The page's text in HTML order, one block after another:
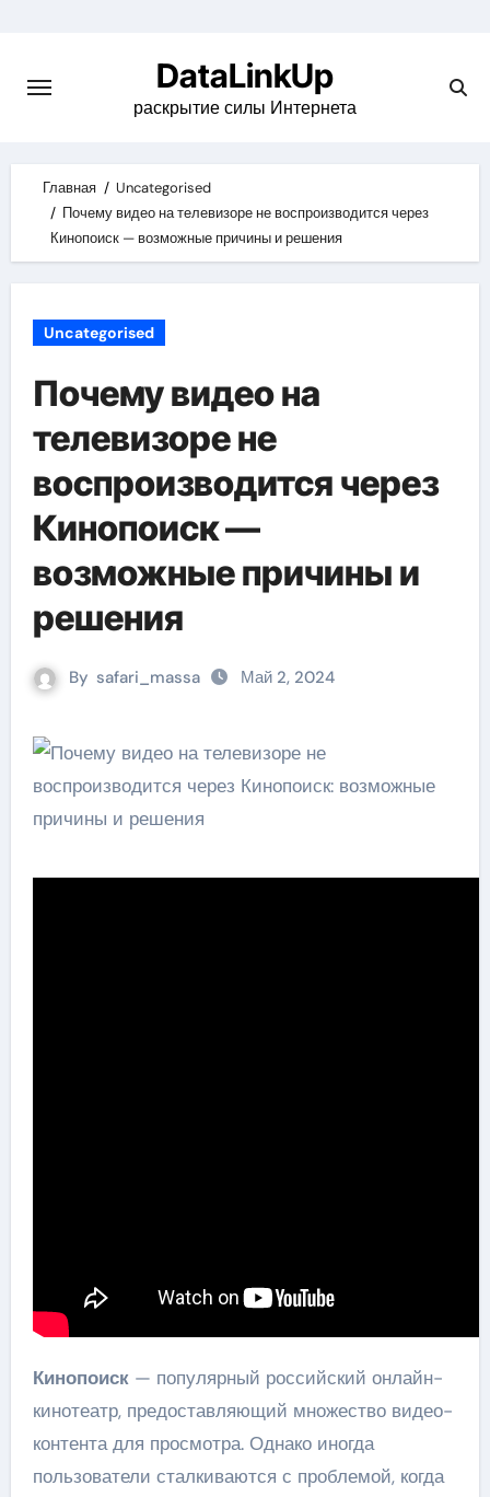
content
DataLinkUp
раскрытие силы Интернета
Главная
Uncategorised
Почему видео на телевизоре не воспроизводится через
Кинопоиск — возможные причины и решения
Uncategorised
Почему видео на
телевизоре не
воспроизводится через
Кинопоиск —
возможные причины и
решения
By safari_massa Май 2, 2024
Кинопоиск— популярный российский онлайн-
кинотеатр, предоставляющий множество видео-
контента для просмотра. Однако иногда
пользователи сталкиваются с проблемой, когда